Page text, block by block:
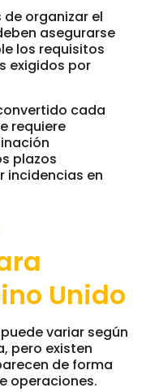
organizar el
asegurarse
los requisitos
exigidos por
cada
requiere
plazos
incidencias en
Unido
variar según
pero existen
de forma
operaciones.